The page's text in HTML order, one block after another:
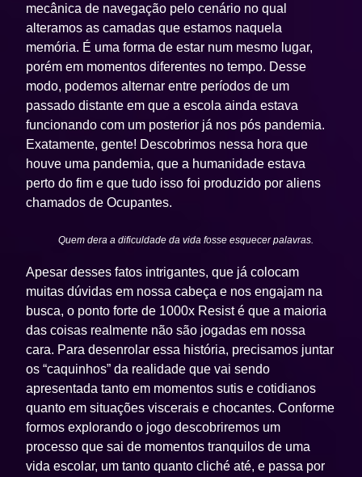
mecânica de navegação pelo cenário no qual
alteramos as camadas que estamos naquela
memória. É uma forma de estar num mesmo lugar,
porém em momentos diferentes no tempo. Desse
modo, podemos alternar entre períodos de um
passado distante em que a escola ainda estava
funcionando com um posterior já nos pós pandemia.
Exatamente, gente! Descobrimos nessa hora que
houve uma pandemia, que a humanidade estava
perto do fim e que tudo isso foi produzido por aliens
chamados de Ocupantes.
Quem dera a dificuldade da vida fosse esquecer palavras.
Apesar desses fatos intrigantes, que já colocam
muitas dúvidas em nossa cabeça e nos engajam na
busca, o ponto forte de 1000x Resist é que a maioria
das coisas realmente não são jogadas em nossa
cara. Para desenrolar essa história, precisamos juntar
os “caquinhos” da realidade que vai sendo
apresentada tanto em momentos sutis e cotidianos
quanto em situações viscerais e chocantes. Conforme
formos explorando o jogo descobriremos um
processo que sai de momentos tranquilos de uma
vida escolar, um tanto quanto cliché até, e passa por